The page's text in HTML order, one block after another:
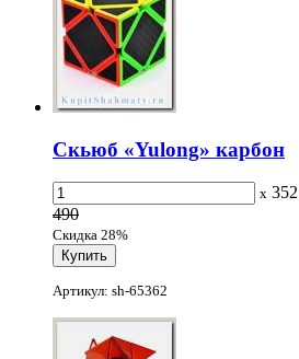
Скьюб «Yulong» карбон
x 352
490
Скидка 28%
Артикул: sh-65362